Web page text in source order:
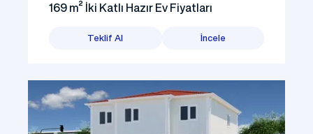
169 m² İki Katlı Hazır Ev Fiyatları
Teklif Al İncele